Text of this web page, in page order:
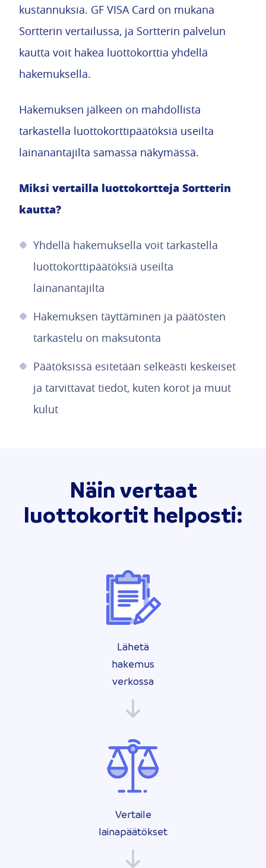
kustannuksia. GF VISA Card on mukana
Sortterin vertailussa, ja Sortterin palvelun
kautta voit hakea luottokorttia yhdellä
hakemuksella.
Hakemuksen jälkeen on mahdollista
tarkastella luottokorttipäätöksiä useilta
lainanantajilta samassa näkymässä.
Miksi vertailla luottokortteja Sortterin
kautta?
Yhdellä hakemuksella voit tarkastella
luottokorttipäätöksiä useilta
lainanantajilta
Hakemuksen täyttäminen ja päätösten
tarkastelu on maksutonta
Päätöksissä esitetään selkeästi keskeiset
ja tarvittavat tiedot, kuten korot ja muut
kulut
Näin vertaat
luottokortit helposti:
Lähetä
hakemus
verkossa
Vertaile
lainapäätökset